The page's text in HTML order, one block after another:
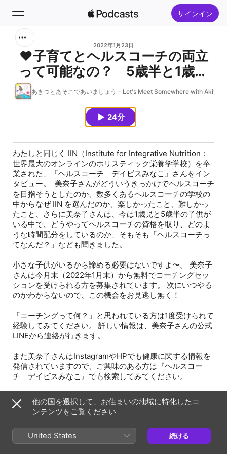
サインイン
ホーム
新着おすすめ
トップランキング
2022年1月23日
❤子育てとヘルスコーチの両立
って可能なの？ 5歳半と1歳の
幼い子供がいらっしゃるママ・
デイビスみなこさん【ヘルスコ
ーチ対談：Vol.2】
あきつとあそこであいましょう - Let's Meet Somewhere with Akitsu -
24分
わたしと同じく IIN（Institute for Integrative Nutrition：
世界最大のオンラインのホリスティック栄養学学校）を卒
業された、『ヘルスコーチ デイビスみなこ』さんをイン
タビュー。 美奈子さんがどういうきっかけでヘルスコーチ
を目指そうとしたのか、数多くあるヘルスコーチの学校の
中からなぜ IIN を選んだのか、楽しかったこと、難しかっ
たこと、さらに美奈子さんは、今は1歳児と5歳半の子供が
いる中で、どうやってヘルスコーチの資格を取り、どのよ
うな時間配分をしているのか、そもそも「ヘルスコーチっ
てなんだ？」なども聞きました。
小さな子供がいるから諦める必要はないですよ〜。 美奈子
さんは今月末（2022年1月末）から無料でコーチングセッ
ションを受けられる方を募集されています。 次にいつやる
のかわからないので、この機会をお見逃し無く！
「コーチングって何？」と思われている方は1度受けられて
経験してみてください。 詳しい情報は、美奈子さんの公式
LINEから連絡が行きます。
また美奈子さんはInstagramやHPでも健康に関する情報を
発信されていますので、ご興味のある方は『ヘルスコー
チ デイビスみなこ』でも検索してみてください。
このインタビューを聞かれて IIN に興味を持たれたあな
た。 質問などありましたが、わたしや美奈子さんへお問い
合わせください。
他の国を選択して、お住まいの地域に特化したコ
ンテンツをご覧ください
United States 続ける